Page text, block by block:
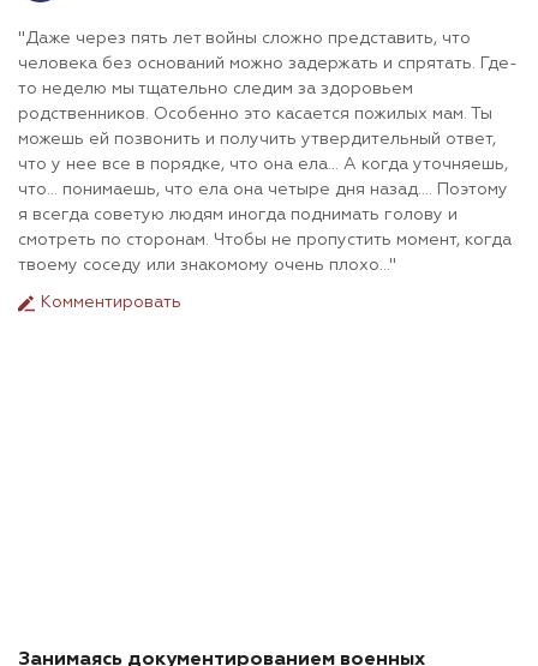
"Даже через пять лет войны сложно представить, что
человека без оснований можно задержать и спрятать. Где-
то неделю мы тщательно следим за здоровьем
родственников. Особенно это касается пожилых мам. Ты
можешь ей позвонить и получить утвердительный ответ,
что у нее все в порядке, что она ела... А когда уточняешь,
что... понимаешь, что ела она четыре дня назад.... Поэтому
я всегда советую людям иногда поднимать голову и
смотреть по сторонам. Чтобы не пропустить момент, когда
твоему соседу или знакомому очень плохо..."
Комментировать
Занимаясь документированием военных